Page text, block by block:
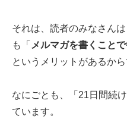
それは、読者のみなさん
も「 メルマガを書くこと
というメリットがあるから
なにごとも、「21日間続
ています。